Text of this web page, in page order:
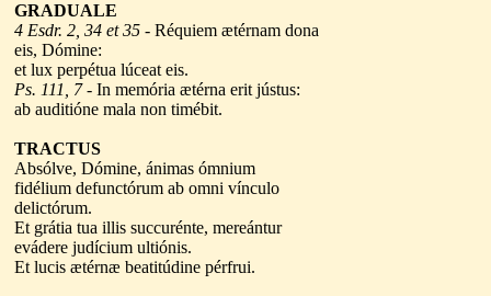
GRADUALE
4 Esdr. 2, 34 et 35 - Réquiem ætérnam dona
eis, Dómine:
et lux perpétua lúceat eis.
Ps. 111, 7- In memória ætérna erit jústus:
ab auditióne mala non timébit.
TRACTUS
Absólve, Dómine, ánimas ómnium
fidélium defunctórum ab omni vínculo
delictórum.
Et grátia tua illis succurénte, mereántur
evádere judícium ultiónis.
Et lucis ætérnæ beatitúdine pérfrui.